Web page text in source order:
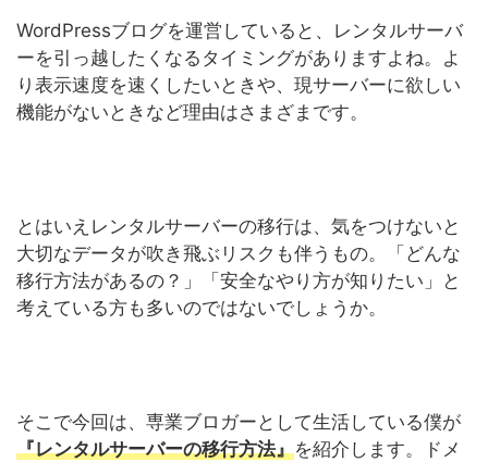
WordPressブログを運営していると、レンタルサーバ
ーを引っ越したくなるタイミングがありますよね。よ
り表示速度を速くしたいときや、現サーバーに欲しい
機能がないときなど理由はさまざまです。
とはいえレンタルサーバーの移行は、気をつけないと
大切なデータが吹き飛ぶリスクも伴うもの。「どんな
移行方法があるの？」「安全なやり方が知りたい」と
考えている方も多いのではないでしょうか。
そこで今回は、専業ブロガーとして生活している僕が
『レンタルサーバーの移行方法』を紹介します。ドメ